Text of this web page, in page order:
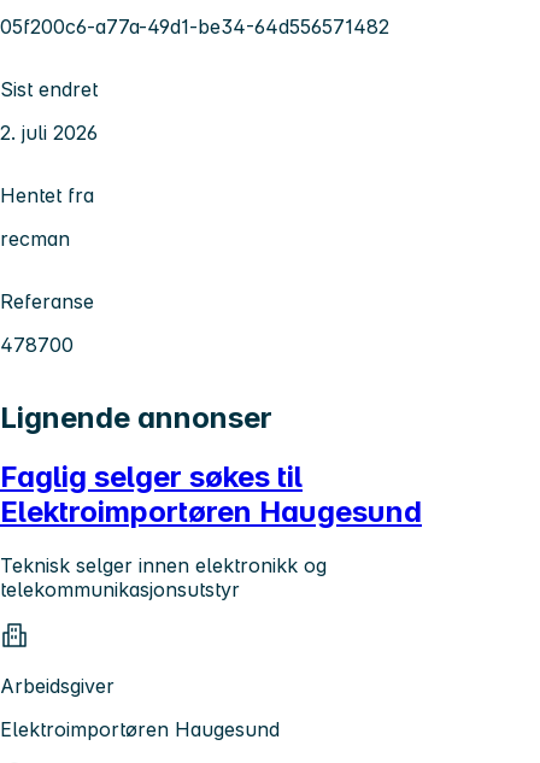
05f200c6-a77a-49d1-be34-64d556571482
Sist endret
2. juli 2026
Hentet fra
recman
Referanse
478700
Lignende annonser
Faglig selger søkes til
Elektroimportøren Haugesund
Teknisk selger innen elektronikk og
telekommunikasjonsutstyr
Arbeidsgiver
Elektroimportøren Haugesund